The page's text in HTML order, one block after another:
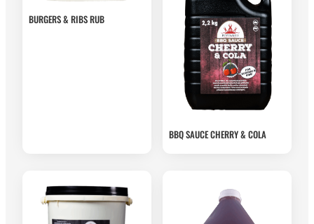
BURGERS & RIBS RUB
BBQ SAUCE CHERRY & COLA